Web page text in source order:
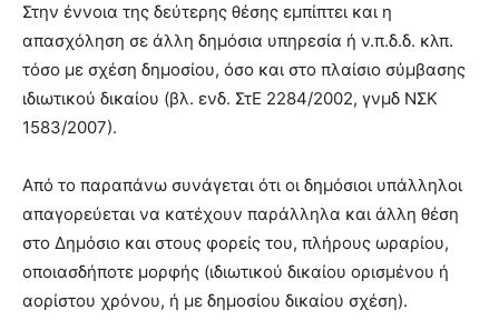
Στην έννοια της δεύτερης θέσης εμπίπτει και η
απασχόληση σε άλλη δημόσια υπηρεσία ή ν.π.δ.δ. κλπ.
τόσο με σχέση δημοσίου, όσο και στο πλαίσιο σύμβασης
ιδιωτικού δικαίου (βλ. ενδ. ΣτΕ 2284/2002, γνμδ ΝΣΚ
1583/2007).
Από το παραπάνω συνάγεται ότι οι δημόσιοι υπάλληλοι
απαγορεύεται να κατέχουν παράλληλα και άλλη θέση
στο Δημόσιο και στους φορείς του, πλήρους ωραρίου,
οποιασδήποτε μορφής (ιδιωτικού δικαίου ορισμένου ή
αορίστου χρόνου, ή με δημοσίου δικαίου σχέση).